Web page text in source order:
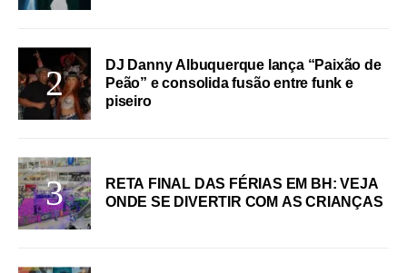
DJ Danny Albuquerque lança “Paixão de
Peão” e consolida fusão entre funk e
piseiro
RETA FINAL DAS FÉRIAS EM BH: VEJA
ONDE SE DIVERTIR COM AS CRIANÇAS